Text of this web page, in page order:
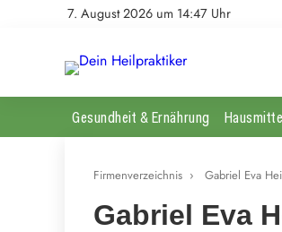
7. August 2026 um 14:47 Uhr
Gesundheit & Ernährung
Firmenverzeichnis › Gabriel Eva
Gabriel Eva